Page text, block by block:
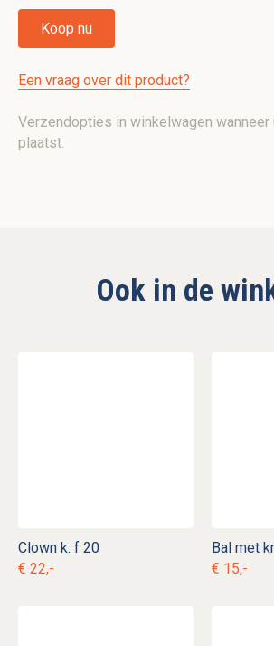
Koop nu
Een vraag over dit product?
Verzendopties in winkelwagen
plaatst.
Ook in de
Clown k. f 20
€ 22,-
Bal met
€ 15,-